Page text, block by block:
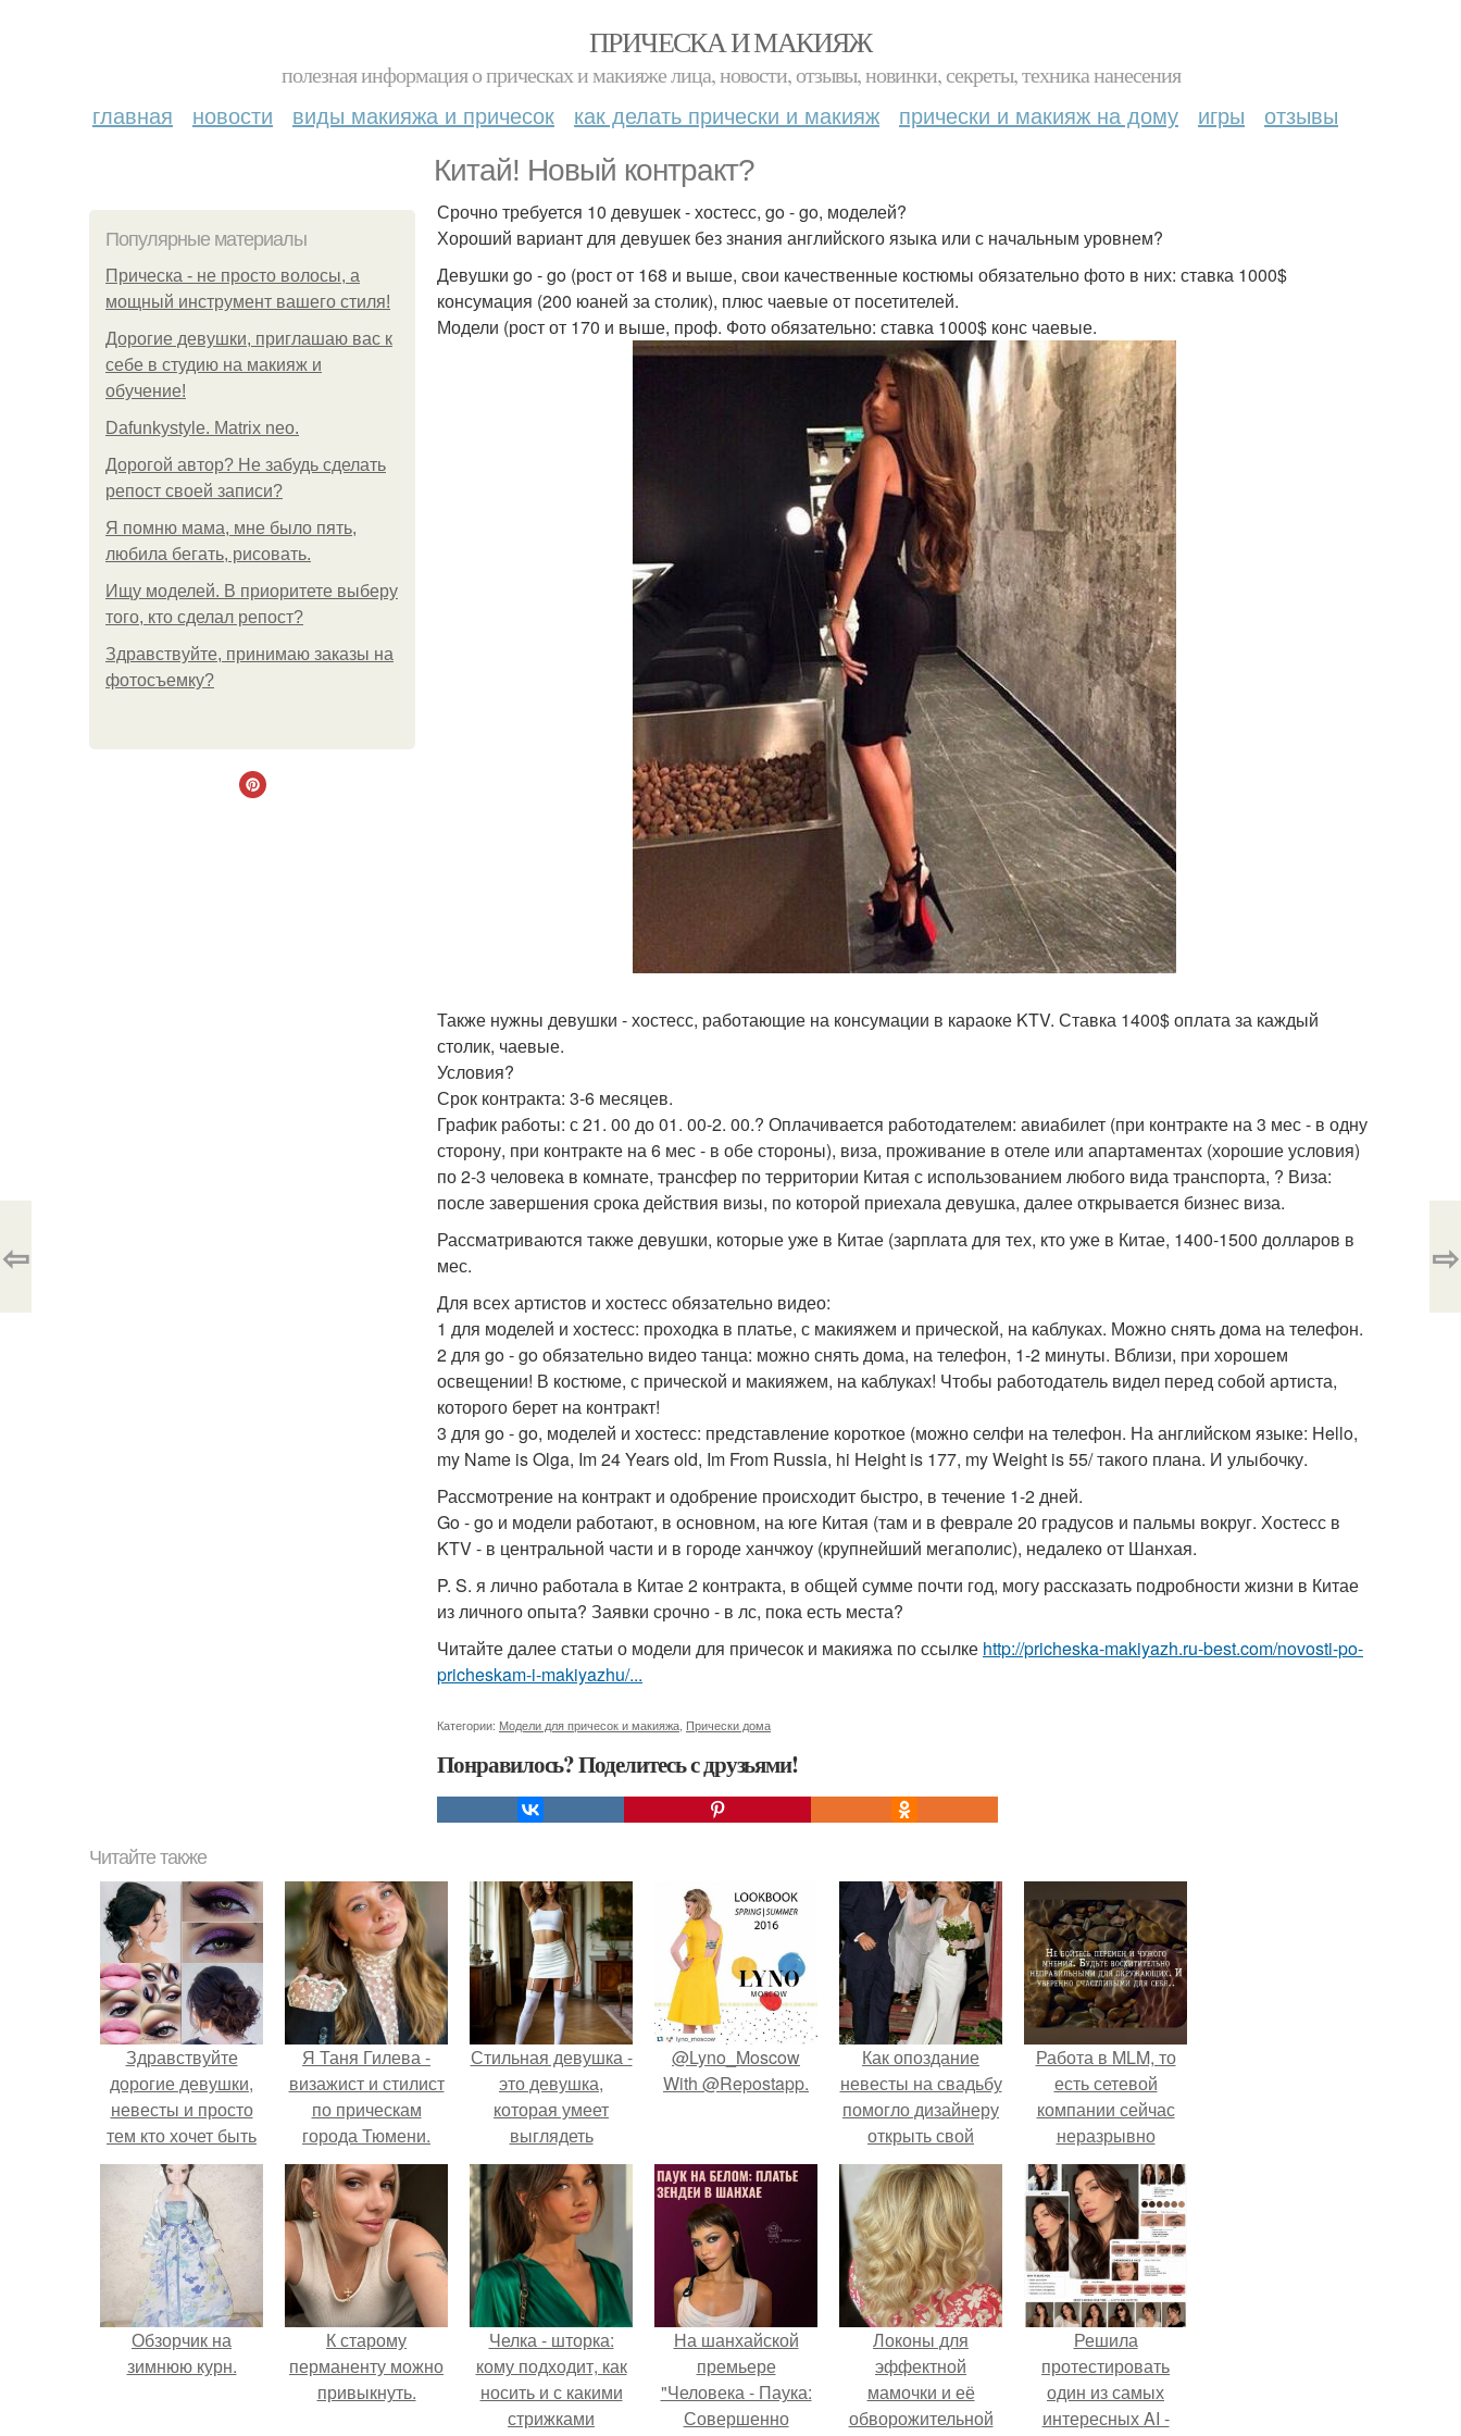
ПРИЧЕСКА И МАКИЯЖ
полезная информация о прическах и макияже лица, новости, отзывы, новинки, секреты, техника нанесения
главная новости виды макияжа и причесок как делать прически и макияж прически и макияж на дому игры отзывы
Китай! Новый контракт?
Популярные материалы
Прическа - не просто волосы, а
мощный инструмент вашего стиля!
Дорогие девушки, приглашаю вас к
себе в студию на макияж и
обучение!
Dafunkystyle. Matrix neo.
Дорогой автор? Не забудь сделать
репост своей записи?
Я помню мама, мне было пять,
любила бегать, рисовать.
Ищу моделей. В приоритете выберу
того, кто сделал репост?
Здравствуйте, принимаю заказы на
фотосъемку?
Срочно требуется 10 девушек - хостесс, go - go, моделей?
Хороший вариант для девушек без знания английского языка или с начальным уровнем?
Девушки go - go (рост от 168 и выше, свои качественные костюмы обязательно фото в них: ставка 1000$
консумация (200 юаней за столик), плюс чаевые от посетителей.
Модели (рост от 170 и выше, проф. Фото обязательно: ставка 1000$ конс чаевые.
Также нужны девушки - хостесс, работающие на консумации в караоке KTV. Ставка 1400$ оплата за каждый
столик, чаевые.
Условия?
Срок контракта: 3-6 месяцев.
График работы: с 21. 00 до 01. 00-2. 00.? Оплачивается работодателем: авиабилет (при контракте на 3 мес - в одну
сторону, при контракте на 6 мес - в обе стороны), виза, проживание в отеле или апартаментах (хорошие условия)
по 2-3 человека в комнате, трансфер по территории Китая с использованием любого вида транспорта, ? Виза:
после завершения срока действия визы, по которой приехала девушка, далее открывается бизнес виза.
Рассматриваются также девушки, которые уже в Китае (зарплата для тех, кто уже в Китае, 1400-1500 долларов в
мес.
Для всех артистов и хостесс обязательно видео:
1 для моделей и хостесс: проходка в платье, с макияжем и прической, на каблуках. Можно снять дома на телефон.
2 для go - go обязательно видео танца: можно снять дома, на телефон, 1-2 минуты. Вблизи, при хорошем
освещении! В костюме, с прической и макияжем, на каблуках! Чтобы работодатель видел перед собой артиста,
которого берет на контракт!
3 для go - go, моделей и хостесс: представление короткое (можно селфи на телефон. На английском языке: Hello,
my Name is Olga, Im 24 Years old, Im From Russia, hi Height is 177, my Weight is 55/ такого плана. И улыбочку.
Рассмотрение на контракт и одобрение происходит быстро, в течение 1-2 дней.
Go - go и модели работают, в основном, на юге Китая (там и в феврале 20 градусов и пальмы вокруг. Хостесс в
KTV - в центральной части и в городе ханчжоу (крупнейший мегаполис), недалеко от Шанхая.
P. S. я лично работала в Китае 2 контракта, в общей сумме почти год, могу рассказать подробности жизни в Китае
из личного опыта? Заявки срочно - в лс, пока есть места?
Читайте далее статьи о модели для причесок и макияжа по ссылке http://pricheska-makiyazh.ru-best.com/novosti-po-
pricheskam-i-makiyazhu/...
Категории: Модели для причесок и макияжа Прически дома
Понравилось? Поделитесь с друзьями!
⇦ ⇨
Читайте также
Здравствуйте
дорогие девушки,
невесты и просто
тем кто хочет быть
красивой и
устроить себе
праздник
предлагаю вам мои
услуги:
Я Таня Гилева -
визажист и стилист
по прическам
города Тюмени.
Стильная девушка -
это девушка,
которая умеет
выглядеть
привлекательно и
элегантно в любои
ситуации.
@Lyno_Moscow
With @Repostapp.
Как опоздание
невесты на свадьбу
помогло дизайнеру
открыть свой
бренд.
Работа в MLM, то
есть сетевой
компании сейчас
неразрывно
связана с создание
своего контента,
своей страницы в
соц сетях.
Обзорчик на
зимнюю курн.
К старому
перманенту можно
привыкнуть.
Челка - шторка:
кому подходит, как
носить и с какими
стрижками
На шанхайской
премьере
"Человека - Паука:
Совершенно
Локоны для
эффектной
мамочки и её
обворожительной
Решила
протестировать
один из самых
интересных AI -